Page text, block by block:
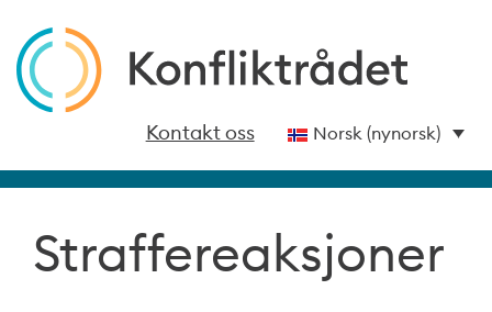
Kontakt oss Norsk (nynorsk)
Straffereaksjoner